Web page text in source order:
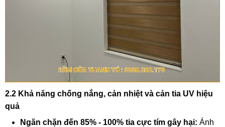
2.2 Khả năng chống nắng, cản nhiệt và cản tia UV hiệu
quả
Ngăn chặn đến 85% - 100% tia cực tím gây hại: Ánh